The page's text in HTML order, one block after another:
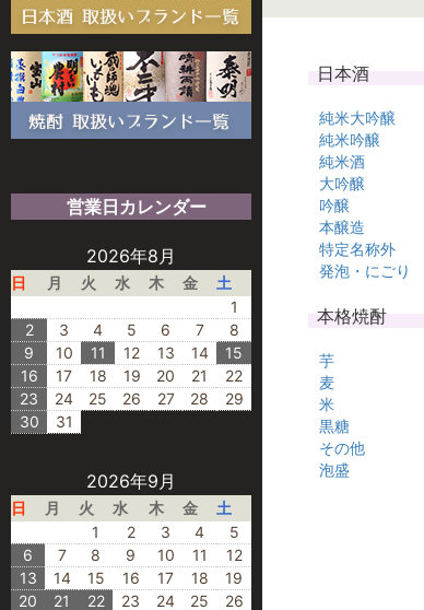
営業日カレンダー
2026年8月
日 月 火 水 木 金
土
1
2
3 4 5 6 7
8
9
10 11 12 13 14
15
16
17 18 19 20 21
22
23
24 25 26 27 28
29
30
31
2026年9月
日 月 火 水 木 金
土
1
2 3 4
5
6
7 8 9 10 11
12
13
14 15 16 17 18
19
20
21 22 23 24 25 26
日本酒
純米大吟醸
純米吟醸
純米酒
大吟醸
吟醸
本醸造
特定名称外
発泡・にごり
本格焼酎
芋
麦
米
黒糖
その他
泡盛